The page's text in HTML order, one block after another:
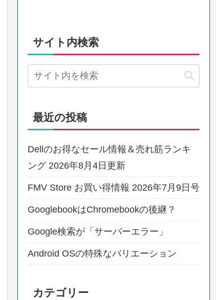
サイト内検索
最近の投稿
Dellのお得なセール情報＆売れ筋ランキ
ング 2026年8月4日更新
FMV Store お買い得情報 2026年7月9日号
GooglebookはChromebookの後継？
Google検索が「サーバーエラー」
Android OSの特殊なバリエーション
カテゴリー